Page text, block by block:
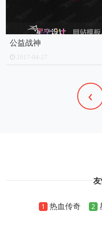
公益战神
2017-04-27
‹
1 热血传奇 2